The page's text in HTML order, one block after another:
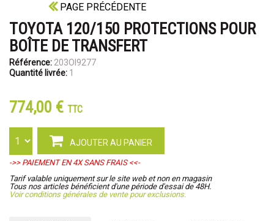
PAGE PRÉCÉDENTE
TOYOTA 120/150 PROTECTIONS POUR
BOÎTE DE TRANSFERT
Référence: 203OI9277
Quantité livrée: 1
774,00 € TTC
AJOUTER AU PANIER
->> PAIEMENT EN 4X SANS FRAIS <<-
Tarif valable uniquement sur le site web et non en magasin
Tous nos articles bénéficient d'une période d'essai de 48H.
Voir conditions générales de vente pour exclusions.